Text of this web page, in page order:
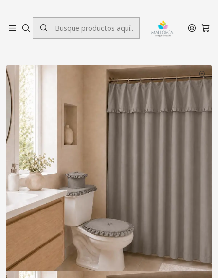
Inicio Baño Cortinas de baño
Juego Cortina Recogida para Baño Lisa Gris Perla